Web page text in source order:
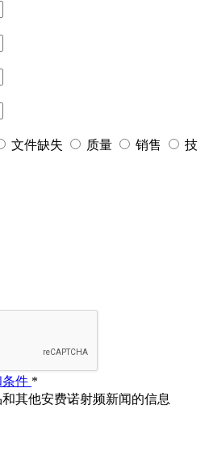
文件缺失 质量 销售
技
件 *
其他安费诺射频新闻的信息